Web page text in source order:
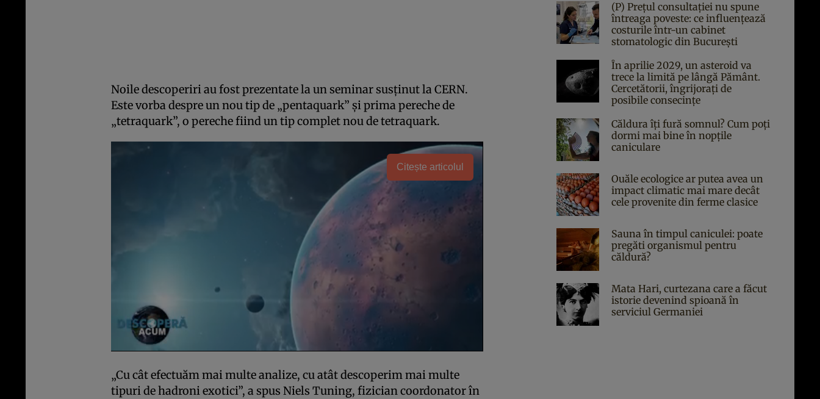
Noile descoperiri au fost prezentate la un seminar susținut la CERN.
Este vorba despre un nou tip de „pentaquark” și prima pereche de
„tetraquark”, o pereche fiind un tip complet nou de tetraquark.
Citește articolul
„Cu cât efectuăm mai multe analize, cu atât descoperim mai multe
tipuri de hadroni exotici”, a spus Niels Tuning, fizician coordonator în
(P) Prețul consultației nu spune
întreaga poveste: ce influențează
costurile într-un cabinet
stomatologic din București
În aprilie 2029, un asteroid va
trece la limită pe lângă Pământ.
Cercetătorii, îngrijorați de
posibile consecințe
Căldura îți fură somnul? Cum poți
dormi mai bine în nopțile
caniculare
Ouăle ecologice ar putea avea un
impact climatic mai mare decât
cele provenite din ferme clasice
Sauna în timpul caniculei: poate
pregăti organismul pentru
căldură?
Mata Hari, curtezana care a făcut
istorie devenind spioană în
serviciul Germaniei